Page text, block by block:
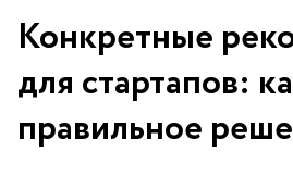
Конкретные
для ⁣стартапов:
правильное